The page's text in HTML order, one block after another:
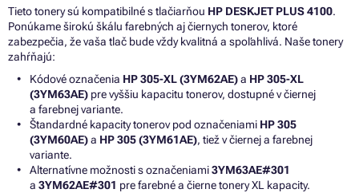
Tieto tonery sú kompatibilné s tlačiarňou HP DESKJET PLUS 4100.
Ponúkame širokú škálu farebných aj čiernych tonerov, ktoré
zabezpečia, že vaša tlač bude vždy kvalitná a spoľahlivá. Naše tonery
zahŕňajú:
Kódové označenia HP 305-XL (3YM62AE)a HP 305-XL
(3YM63AE) pre vyššiu kapacitu tonerov, dostupné v čiernej
a farebnej variante.
Štandardné kapacity tonerov pod označeniami HP 305
(3YM60AE)a HP 305 (3YM61AE), tiež v čiernej a farebnej
variante.
Alternatívne možnosti s označeniami3YM63AE#301
a 3YM62AE#301 pre farebné a čierne tonery XL kapacity.